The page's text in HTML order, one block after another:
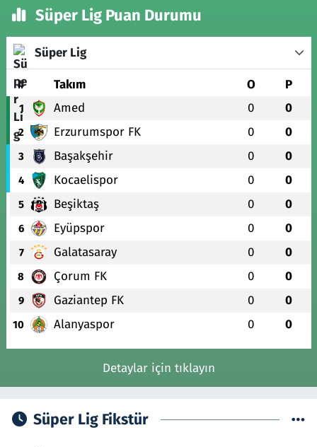
Süper Lig Puan Durumu
Süper Lig
# Takım O P
1 Amed 0 0
2 Erzurumspor FK 0 0
3 Başakşehir 0 0
4 Kocaelispor 0 0
5 Beşiktaş 0 0
6 Eyüpspor 0 0
7 Galatasaray 0 0
8 Çorum FK 0 0
9 Gaziantep FK 0 0
10 Alanyaspor 0 0
Detaylar için tıklayın
Süper Lig Fikstür